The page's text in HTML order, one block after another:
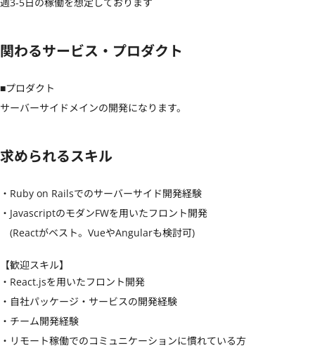
関わるサービス・プロダクト
■プロダクト
サーバーサイドメインの開発になります。
求められるスキル
・Ruby on Railsでのサーバーサイド開発経験
・JavascriptのモダンFWを用いたフロント開発
(Reactがベスト。VueやAngularも検討可)
【歓迎スキル】
・React.jsを用いたフロント開発
・自社パッケージ・サービスの開発経験
・チーム開発経験
・リモート稼働でのコミュニケーションに慣れている方